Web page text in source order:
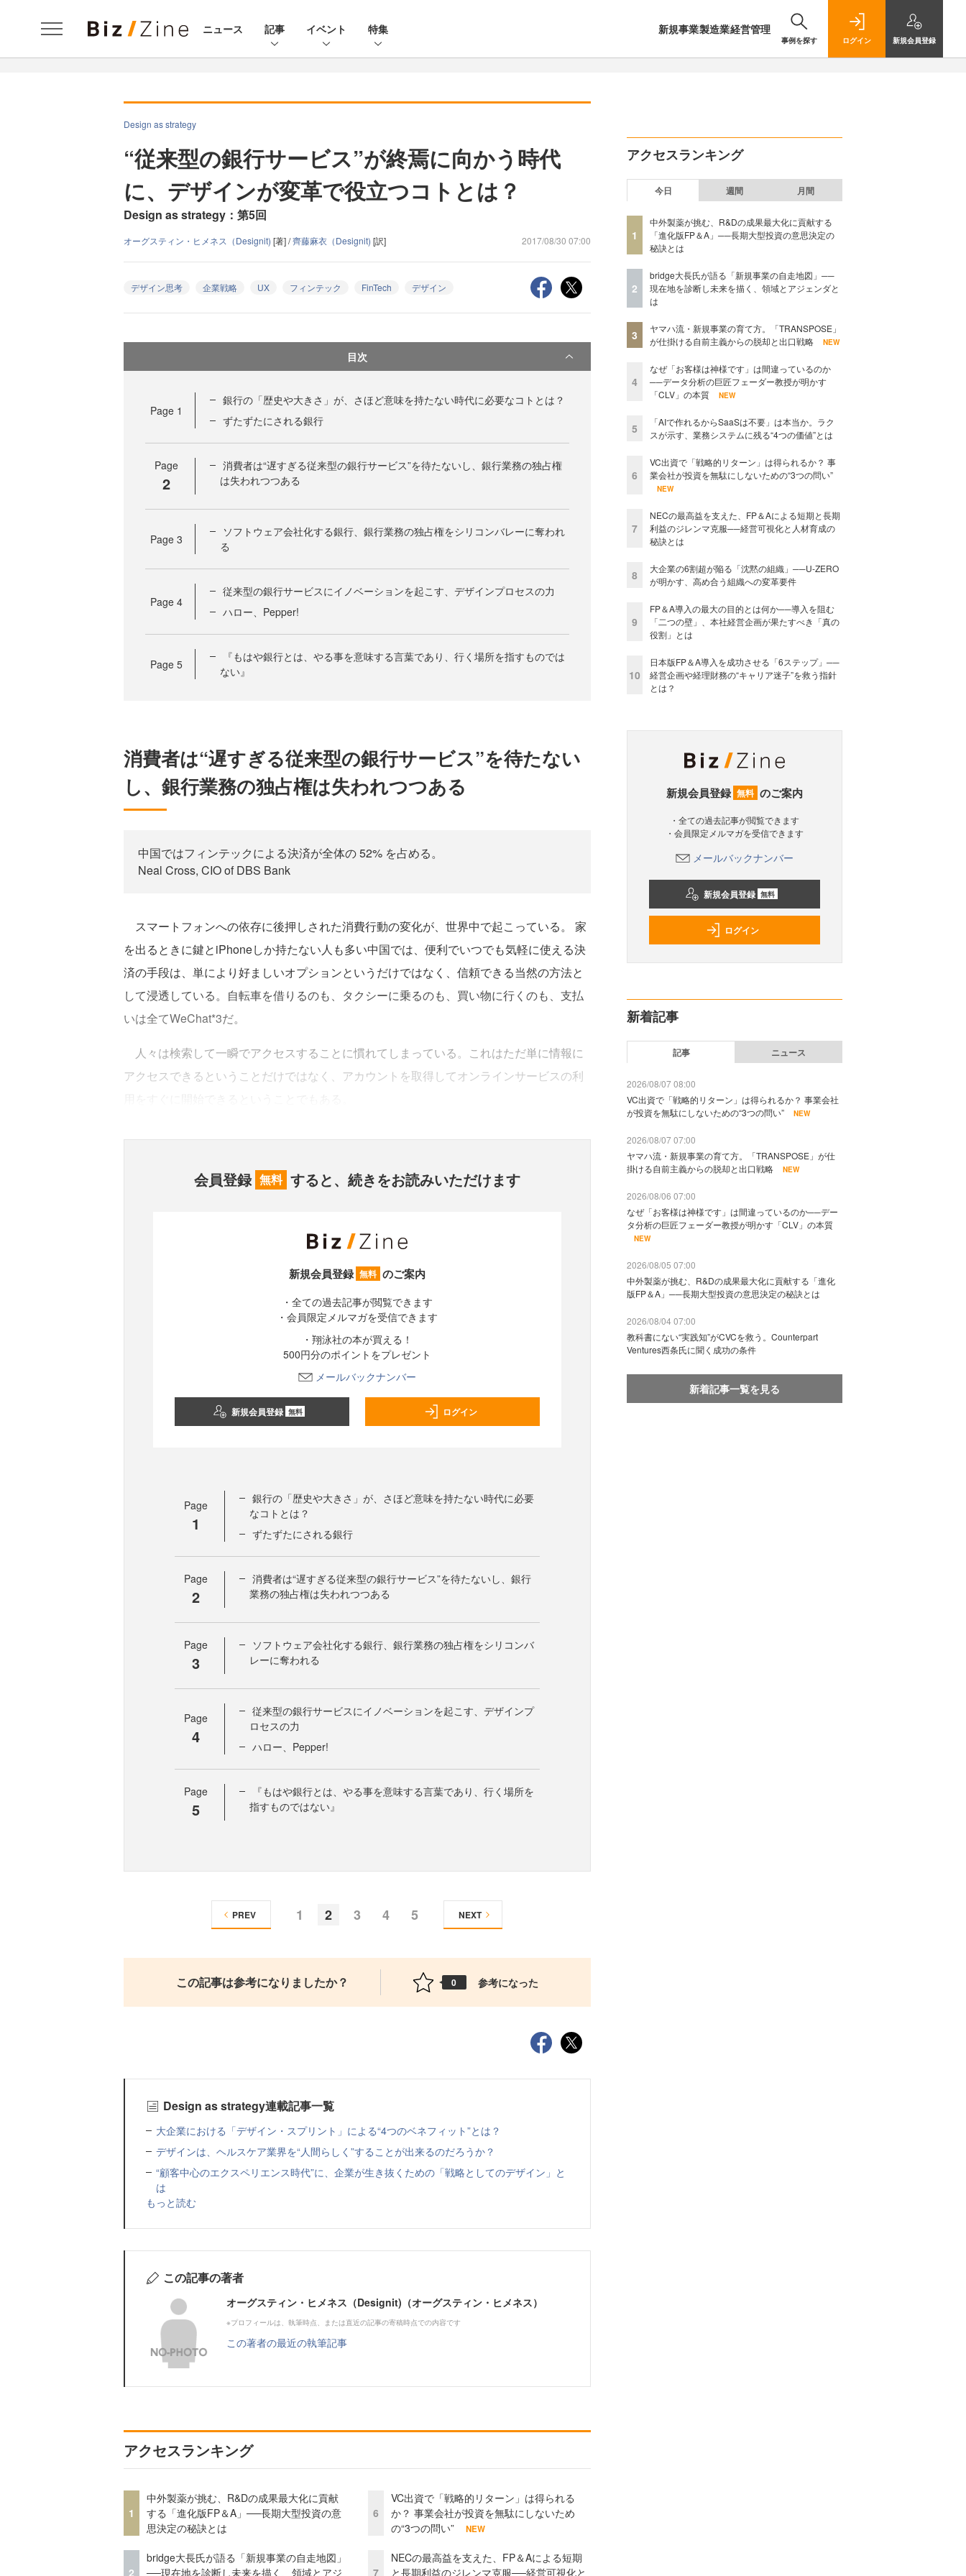
ニュース 記事 イベント 特集 新規事業製造業経営管理
事例を探す ログイン 新規会員登録
Design as strategy
“従来型の銀行サービス”が終焉に向かう時代
に、デザインが変革で役立つコトとは？
Design as strategy：第5回
オーグスティン・ヒメネス（Designit) [著] /齊藤麻衣（Designit) [訳] 2017/08/30 07:00
デザイン思考 企業戦略 UX フィンテック FinTech デザイン
目次
Page 1
銀行の「歴史や大きさ」が、さほど意味を持たない時代に必要なコトとは？
ずたずたにされる銀行
Page
2
消費者は“遅すぎる従来型の銀行サービス”を待たないし、銀行業務の独占権
は失われつつある
Page 3
ソフトウェア会社化する銀行、銀行業務の独占権をシリコンバレーに奪われ
る
Page 4
従来型の銀行サービスにイノベーションを起こす、デザインプロセスの力
ハロー、Pepper!
Page 5
『もはや銀行とは、やる事を意味する言葉であり、行く場所を指すものでは
ない』
消費者は“遅すぎる従来型の銀行サービス”を待たない
し、銀行業務の独占権は失われつつある
中国ではフィンテックによる決済が全体の 52% を占める。
Neal Cross, CIO of DBS Bank
スマートフォンへの依存に後押しされた消費行動の変化が、世界中で起こっている。 家
を出るときに鍵とiPhoneしか持たない人も多い中国では、便利でいつでも気軽に使える決
済の手段は、単により好ましいオプションというだけではなく、信頼できる当然の方法と
して浸透している。自転車を借りるのも、タクシーに乗るのも、買い物に行くのも、支払
いは全てWeChat*3だ。
人々は検索して一瞬でアクセスすることに慣れてしまっている。これはただ単に情報に
アクセスできるということだけではなく、アカウントを取得してオンラインサービスの利
会員登録 無料 すると、続きをお読みいただけます
新規会員登録 無料 のご案内
・全ての過去記事が閲覧できます
・会員限定メルマガを受信できます
・翔泳社の本が買える！
500円分のポイントをプレゼント
メールバックナンバー
新規会員登録 無料 ログイン
Page
1
銀行の「歴史や大きさ」が、さほど意味を持たない時代に必要
なコトとは？
ずたずたにされる銀行
Page
2
消費者は“遅すぎる従来型の銀行サービス”を待たないし、銀行
業務の独占権は失われつつある
Page
3
ソフトウェア会社化する銀行、銀行業務の独占権をシリコンバ
レーに奪われる
Page
4
従来型の銀行サービスにイノベーションを起こす、デザインプ
ロセスの力
ハロー、Pepper!
Page
5
『もはや銀行とは、やる事を意味する言葉であり、行く場所を
指すものではない』
1 2 3 4 5
PREV NEXT
この記事は参考になりましたか？ 0 参考になった
Design as strategy連載記事一覧
大企業における「デザイン・スプリント」による“4つのベネフィット”とは？
デザインは、ヘルスケア業界を“人間らしく”することが出来るのだろうか？
“顧客中心のエクスペリエンス時代”に、企業が生き抜くための「戦略としてのデザイン」と
は
もっと読む
この記事の著者
オーグスティン・ヒメネス（Designit)（オーグスティン・ヒメネス）
※プロフィールは、執筆時点、または直近の記事の寄稿時点での内容です
この著者の最近の執筆記事
アクセスランキング
1
中外製薬が挑む、R&Dの成果最大化に貢献
する「進化版FP＆A」──長期大型投資の意
思決定の秘訣とは
2
bridge大長氏が語る「新規事業の自走地図」
──現在地を診断し未来を描く、領域とアジ
6
VC出資で「戦略的リターン」は得られる
か？ 事業会社が投資を無駄にしないため
の“3つの問い”
NEW
7
NECの最高益を支えた、FP＆Aによる短期
と長期利益のジレンマ克服──経営可視化と
アクセスランキング
今日 週間 月間
1
中外製薬が挑む、R&Dの成果最大化に貢献する
「進化版FP＆A」──長期大型投資の意思決定の
秘訣とは
2
bridge大長氏が語る「新規事業の自走地図」──
現在地を診断し未来を描く、領域とアジェンダと
は
3
ヤマハ流・新規事業の育て方。「TRANSPOSE」
が仕掛ける自前主義からの脱却と出口戦略
NEW
4
なぜ「お客様は神様です」は間違っているのか
──データ分析の巨匠フェーダー教授が明かす
「CLV」の本質
NEW
5
「AIで作れるからSaaSは不要」は本当か。ラク
スが示す、業務システムに残る“4つの価値”とは
6
VC出資で「戦略的リターン」は得られるか？ 事
業会社が投資を無駄にしないための“3つの問い”
NEW
7
NECの最高益を支えた、FP＆Aによる短期と長期
利益のジレンマ克服──経営可視化と人材育成の
秘訣とは
8
大企業の6割超が陥る「沈黙の組織」──U-ZERO
が明かす、高め合う組織への変革要件
9
FP＆A導入の最大の目的とは何か──導入を阻む
「二つの壁」、本社経営企画が果たすべき「真の
役割」とは
10
日本版FP＆A導入を成功させる「6ステップ」──
経営企画や経理財務の“キャリア迷子”を救う指針
とは？
新規会員登録 無料 のご案内
・全ての過去記事が閲覧できます
・会員限定メルマガを受信できます
メールバックナンバー
新規会員登録 無料
ログイン
新着記事
記事 ニュース
2026/08/07 08:00
VC出資で「戦略的リターン」は得られるか？ 事業会社
が投資を無駄にしないための“3つの問い”
NEW
2026/08/07 07:00
ヤマハ流・新規事業の育て方。「TRANSPOSE」が仕
掛ける自前主義からの脱却と出口戦略
NEW
2026/08/06 07:00
なぜ「お客様は神様です」は間違っているのか──デー
タ分析の巨匠フェーダー教授が明かす「CLV」の本質
NEW
2026/08/05 07:00
中外製薬が挑む、R&Dの成果最大化に貢献する「進化
版FP＆A」──長期大型投資の意思決定の秘訣とは
2026/08/04 07:00
教科書にない“実践知”がCVCを救う。Counterpart
Ventures西条氏に聞く成功の条件
新着記事一覧を見る